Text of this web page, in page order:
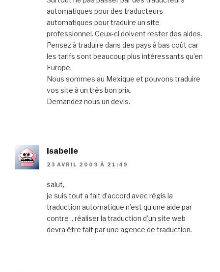
automatiques pour des traducteurs
automatiques pour traduire un site
professionnel. Ceux-ci doivent rester des aides.
Pensez à traduire dans des pays à bas coût car
les tarifs sont beaucoup plus intéressants qu’en
Europe.
Nous sommes au Mexique et pouvons traduire
vos site à un très bon prix.
Demandez nous un devis.
isabelle
23 AVRIL 2009 À 21:49
salut,
je suis tout a fait d’accord avec régis la
traduction automatique n’est qu’une aide par
contre .. réaliser la traduction d’un site web
devra être fait par une agence de traduction.